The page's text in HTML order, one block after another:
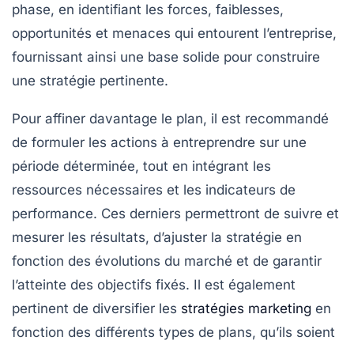
phase, en identifiant les forces, faiblesses,
opportunités et menaces qui entourent l’entreprise,
fournissant ainsi une base solide pour construire
une stratégie pertinente.
Pour affiner davantage le plan, il est recommandé
de formuler les actions à entreprendre sur une
période déterminée, tout en intégrant les
ressources nécessaires et les indicateurs de
performance. Ces derniers permettront de suivre et
mesurer les résultats, d’ajuster la stratégie en
fonction des évolutions du marché et de garantir
l’atteinte des objectifs fixés. Il est également
pertinent de diversifier les stratégies marketing en
fonction des différents types de plans, qu’ils soient